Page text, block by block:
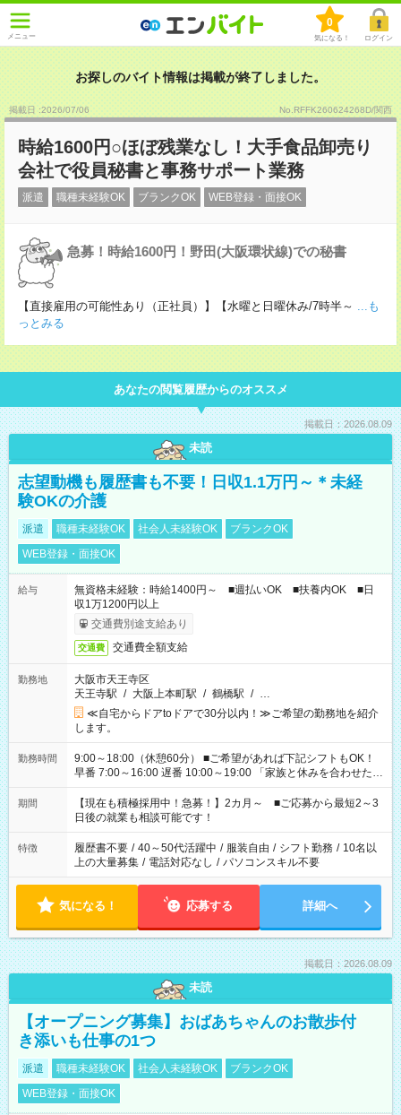
メニュー
0
気になる！ ログイン
お探しのバイト情報は掲載が終了しました。
掲載日 :2026/07/06 No.RFFK260624268D/関西
時給1600円○ほぼ残業なし！大手食品卸売り
会社で役員秘書と事務サポート業務
派遣 職種未経験OK ブランクOK WEB登録・面接OK
急募！時給1600円！野田(大阪環状線)での秘書
【直接雇用の可能性あり（正社員）】【水曜と日曜休み/7時半～ ...も
っとみる
あなたの閲覧履歴からのオススメ
掲載日：2026.08.09
未読
志望動機も履歴書も不要！日収1.1万円～＊未経
験OKの介護
派遣 職種未経験OK 社会人未経験OK
ブランクOK
WEB登録・面接OK
給与
無資格未経験：時給1400円～ ■週払いOK ■扶養内OK ■日
収1万1200円以上
交通費別途支給あり
交通費 交通費全額支給
勤務地
大阪市天王寺区
天王寺駅 / 大阪上本町駅 / 鶴橋駅 / …
≪自宅からドアtoドアで30分以内！≫ご希望の勤務地を紹介
します。
勤務時間
9:00～18:00（休憩60分） ■ご希望があれば下記シフトもOK！
早番 7:00～16:00 遅番 10:00～19:00 「家族と休みを合わせた
い」 「余裕を持って夕飯の準備がしたい」 「できれば残業はし
たくない」 など、ご希望を教えてくださいね。 ※Wワーク希望
の方へ 今ご覧のお仕事で希望する勤務時間と、もう1つのお仕事
の勤務時間。 合計で週40時間を超える場合は応募できません。
期間
【現在も積極採用中！急募！】2カ月～ ■ご応募から最短2～3
日後の就業も相談可能です！
特徴 履歴書不要 / 40～50代活躍中 / 服装自由 / シフト勤務 / 10名以
上の大量募集 / 電話対応なし / パソコンスキル不要
気になる！ 応募する 詳細へ
掲載日：2026.08.09
未読
【オープニング募集】おばあちゃんのお散歩付
き添いも仕事の1つ
派遣 職種未経験OK 社会人未経験OK
ブランクOK
WEB登録・面接OK